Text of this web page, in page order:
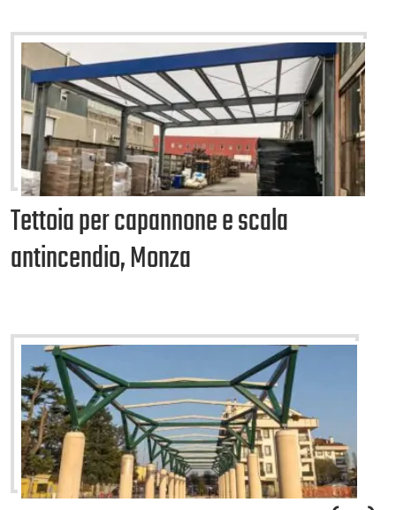
Tettoia per capannone e scala
antincendio, Monza